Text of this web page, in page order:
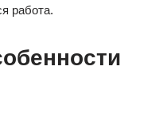
работа.